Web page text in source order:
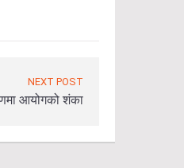
NEXT POST
आयोगको शंका